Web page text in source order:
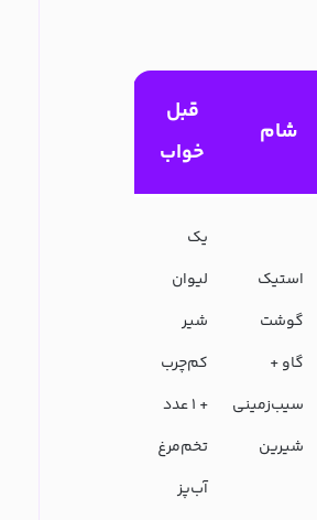
شام
قبل
خواب
استیک
گوشت
گاو +
سیب‌زمینی
شیرین
یک
لیوان
شیر
کم‌چرب
+ ۱ عدد
تخم‌مرغ
آب‌پز